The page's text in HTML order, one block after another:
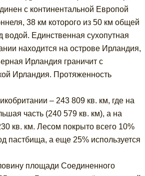
с континентальной Европой
38 км которого из 50 км общей
водой. Единственная сухопутная
находится на острове Ирландия,
Ирландия граничит с
Ирландия. Протяженность
– 243 809 кв. км, где на
часть (240 579 кв. км), а на
кв. км. Лесом покрыто всего 10%
пастбища, а еще 25% используется
площади Соединенного